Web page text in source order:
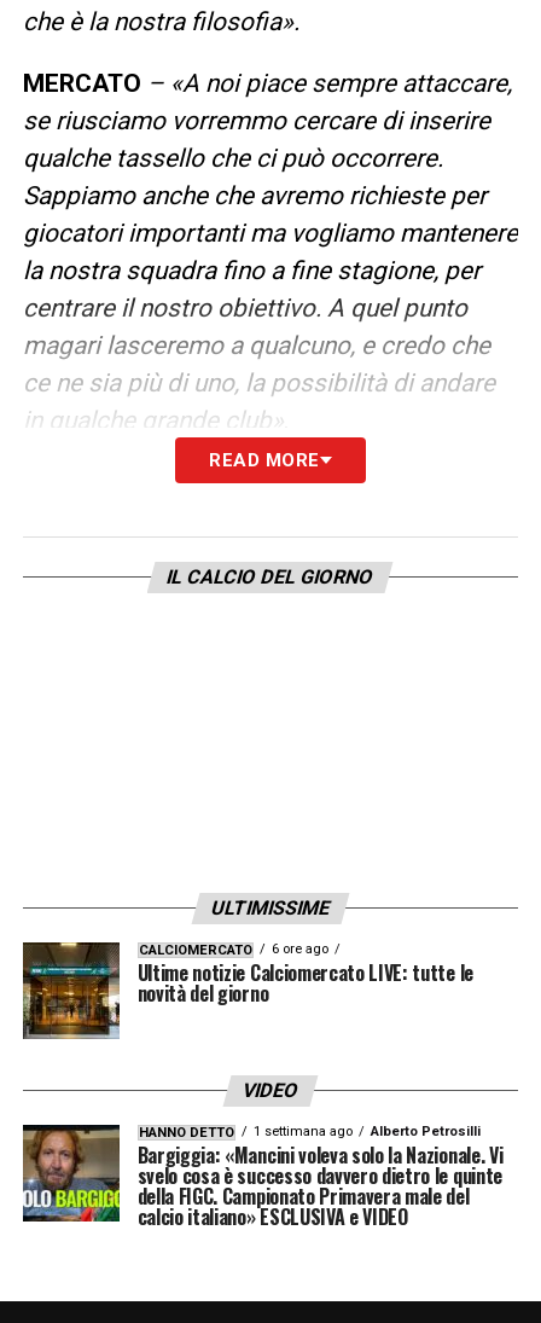
che è la nostra filosofia».
MERCATO – «A noi piace sempre attaccare,
se riusciamo vorremmo cercare di inserire
qualche tassello che ci può occorrere.
Sappiamo anche che avremo richieste per
giocatori importanti ma vogliamo mantenere
la nostra squadra fino a fine stagione, per
centrare il nostro obiettivo. A quel punto
magari lasceremo a qualcuno, e credo che
ce ne sia più di uno, la possibilità di andare
in qualche grande club».
La nostra forza è l’attacco e lì
Dobbiamo trattenere i nostri giocatori per
cui ci può essere qualche richiesta,
READ MORE
IL CALCIO DEL GIORNO
ULTIMISSIME
CALCIOMERCATO 6 ore ago
Ultime notizie Calciomercato LIVE: tutte le
novità del giorno
VIDEO
HANNO DETTO 1 settimana ago Alberto Petrosilli
Bargiggia: «Mancini voleva solo la Nazionale. Vi
svelo cosa è successo davvero dietro le quinte
della FIGC. Campionato Primavera male del
calcio italiano» ESCLUSIVA e VIDEO